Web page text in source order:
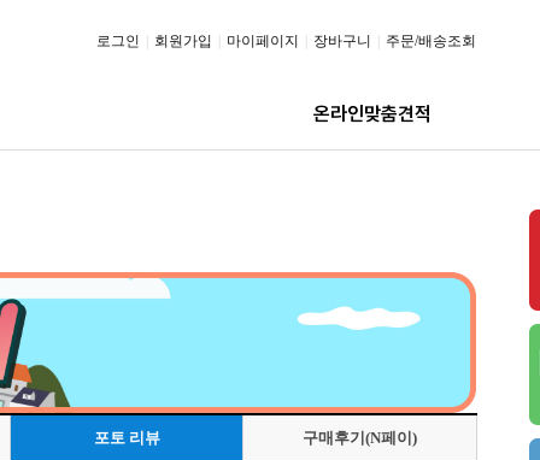
로그인 회원가입 마이페이지 장바구니 주문/배송조회
온라인맞춤견적
포토 리뷰 구매후기(N페이)